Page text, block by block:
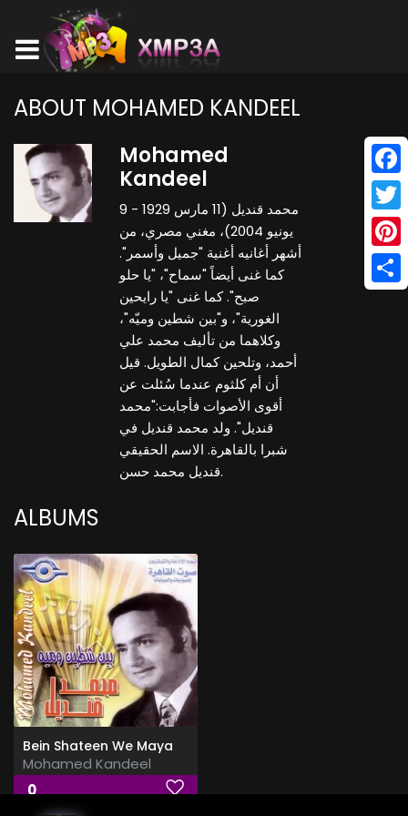
ABOUT MOHAMED KANDEEL
Mohamed
Kandeel
محمد قنديل (11 مارس 1929 - 9
يونيو 2004)، مغني مصري، من
أشهر أغانيه أغنية "جميل وأسمر".
كما غنى أيضاً "سماح"، "يا حلو
صبح". كما غنى "يا رايحين
الغورية"، و"بين شطين وميّه"،
وكلاهما من تأليف محمد علي
أحمد، وتلحين كمال الطويل. قيل
أن أم كلثوم عندما سُئلت عن
أقوى الأصوات فأجابت:"محمد
قنديل". ولد محمد قنديل في
شبرا بالقاهرة. الاسم الحقيقي
قنديل محمد حسن.
ALBUMS
Bein Shateen We Maya
Mohamed Kandeel
0